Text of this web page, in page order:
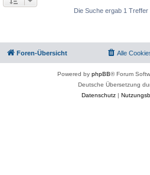
Die Suche ergab 1 Treffer
Foren-Übersicht Alle
Powered by phpBB® Forum
Deutsche Übersetzung
Datenschutz|